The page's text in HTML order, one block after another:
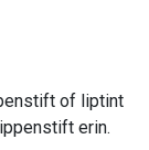
of liptint
erin.